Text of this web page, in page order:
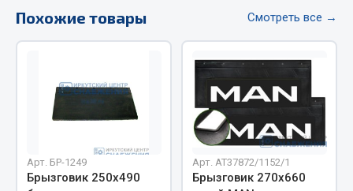
Фитинги
Инструмент
Автомобильный инструмент
Измерительный инструмент
Похожие товары Смотреть все →
Арт. БР-1249
Брызговик 250х490
Арт. AT37872/1152/1
Брызговик 270х660